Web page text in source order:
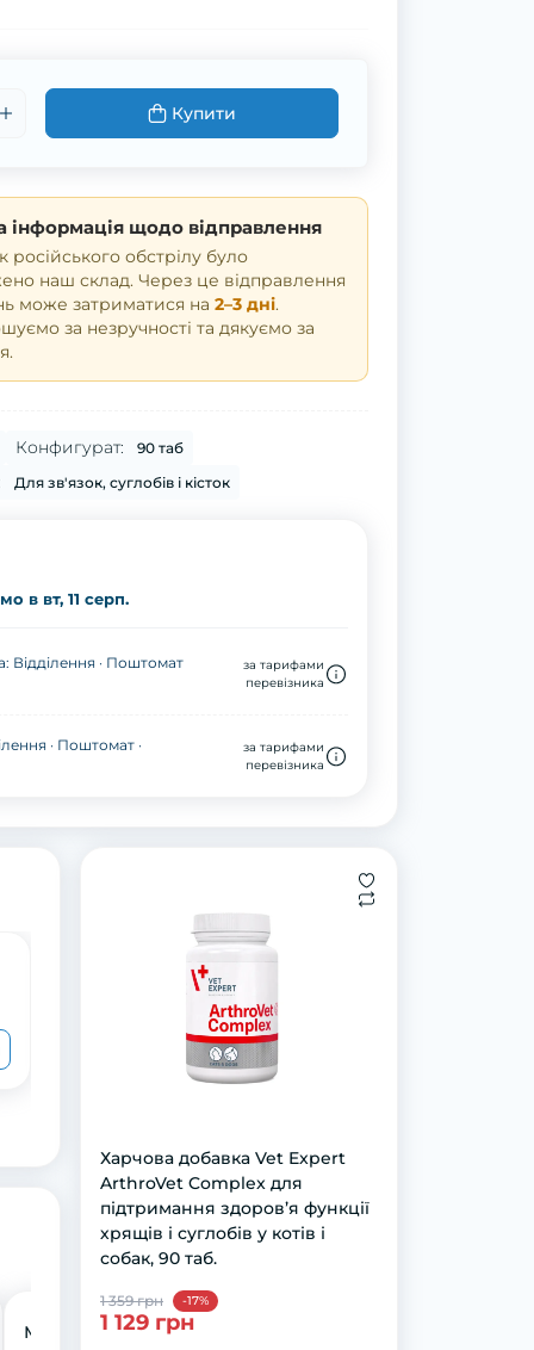
Купити
інформація щодо відправлення
російського обстрілу було
наш склад. Через це відправлення
може затриматися на 2–3 дні.
за незручності та дякуємо за
Конфигурат: 90 таб
Для зв'язок, суглобів і кісток
в вт, 11 серп.
Відділення · Поштомат
за тарифами
перевізника
· Поштомат ·
за тарифами
перевізника
Харчова добавка Vet Expert
ArthroVet Complex для
підтримання здоров’я функції
хрящів і суглобів у котів і
собак, 90 таб.
1 359 грн -17%
1 129 грн
Паста GimCat Every Day Malt-Soft
Paste Extra для котів, виведення
шерсті зі шлунку, 50 г
369 грн
269 грн
Миска-квітка